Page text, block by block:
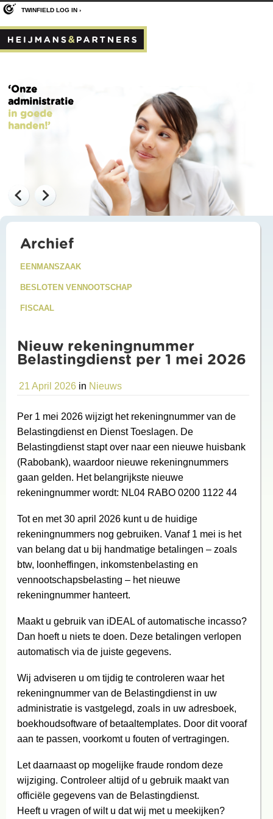
‘Onze
administratie
in goede
handen!’
TWINFIELD LOG IN ›
Archief
EENMANSZAAK
BESLOTEN VENNOOTSCHAP
FISCAAL
Nieuw rekeningnummer
Belastingdienst per 1 mei 2026
21 April 2026in Nieuws
Per 1 mei 2026 wijzigt het rekeningnummer van de
Belastingdienst en Dienst Toeslagen. De
Belastingdienst stapt over naar een nieuwe huisbank
(Rabobank), waardoor nieuwe rekeningnummers
gaan gelden. Het belangrijkste nieuwe
rekeningnummer wordt: NL04 RABO 0200 1122 44
Tot en met 30 april 2026 kunt u de huidige
rekeningnummers nog gebruiken. Vanaf 1 mei is het
van belang dat u bij handmatige betalingen – zoals
btw, loonheffingen, inkomstenbelasting en
vennootschapsbelasting – het nieuwe
rekeningnummer hanteert.
Maakt u gebruik van iDEAL of automatische incasso?
Dan hoeft u niets te doen. Deze betalingen verlopen
automatisch via de juiste gegevens.
Wij adviseren u om tijdig te controleren waar het
rekeningnummer van de Belastingdienst in uw
administratie is vastgelegd, zoals in uw adresboek,
boekhoudsoftware of betaaltemplates. Door dit vooraf
aan te passen, voorkomt u fouten of vertragingen.
Let daarnaast op mogelijke fraude rondom deze
wijziging. Controleer altijd of u gebruik maakt van
officiële gegevens van de Belastingdienst.
Heeft u vragen of wilt u dat wij met u meekijken?